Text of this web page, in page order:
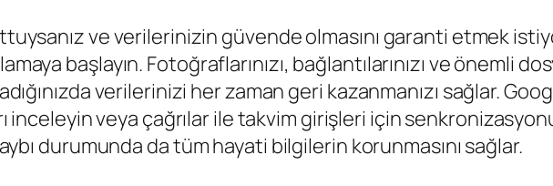
ve verilerinizin güvende olmasını garanti etmek
başlayın. Fotoğraflarınızı, bağlantılarınızı ve önemli
verilerinizi her zaman geri kazanmanızı sağlar.
inceleyin veya çağrılar ile takvim girişleri için
durumunda da tüm hayati bilgilerin korunmasını sağlar.